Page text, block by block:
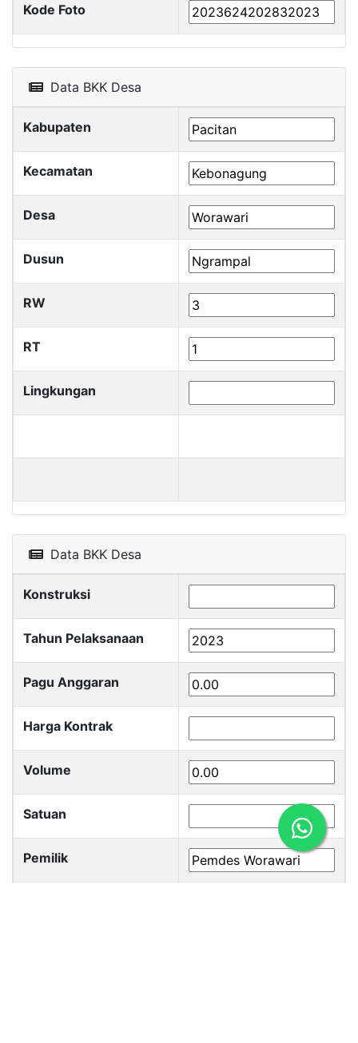
Kode Foto
Data BKK Desa
Kabupaten
Kecamatan
Desa
Dusun
RW
RT
Lingkungan
Data BKK Desa
Konstruksi
Tahun Pelaksanaan
Pagu Anggaran
Harga Kontrak
Volume
Satuan
Pemilik